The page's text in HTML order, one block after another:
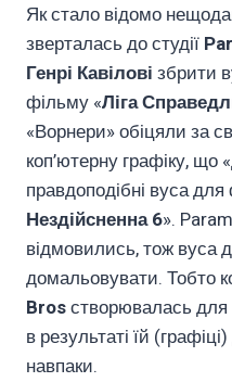
Як стало відомо
зверталась до студії
Генрі Кавілові збрити
фільму «Ліга
«Ворнери» обіцяли за
коп’ютерну графіку, що
правдоподібні вуса
Нездійсненна 6».
відмовились, тож вуса
домальовувати. Тобто
Brosстворювалась для
в результаті їй
навпаки.